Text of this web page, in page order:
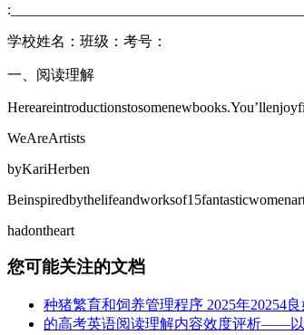
学校姓名：班级：考号：
一、阅读理解
WeAreArtists
byKariHerben
hadontheart
您可能关注的文档
种猪繁育和饲养管理程序 2025年20254
的高考英语阅读理解内容效度评析——以